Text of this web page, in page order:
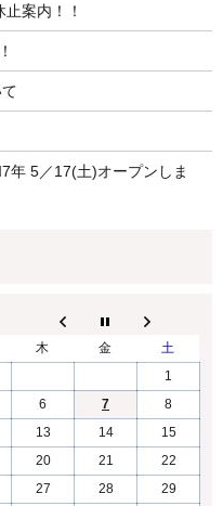
案内！！
年 5／17(土)オープンしま
木 金
土
1
6 7
8
13 14
15
20 21
22
27 28 29